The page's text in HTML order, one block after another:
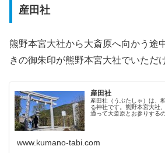
産田社
熊野本宮大社から大斎原へ向かう途
きの御朱印が熊野本宮大社でいただ
産田社
産田社（うぶたしゃ）は、
る神社です。熊野本宮大社
通って大斎原とお参りする
www.kumano-tabi.com